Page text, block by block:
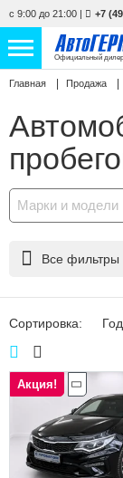
с 9:00 до 21:00 | +7
Официальный дилер
НОВЫЕ
С ПРОБЕГОМ
СЕРВИС
УСЛУГИ
АКЦИИ
КОНТАКТЫ
Личный
Главная Продажа
Марки и модели
Все фильтры
Сортировка: Год
Акция!